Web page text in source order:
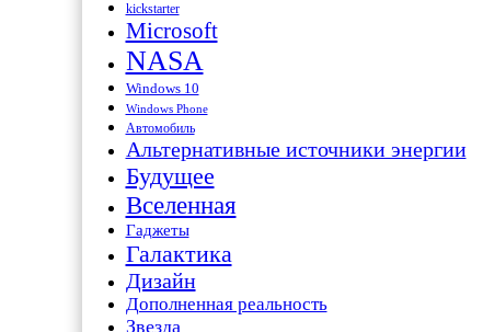
kickstarter
Microsoft
NASA
Windows 10
Windows Phone
Автомобиль
Альтернативные источники энергии
Будущее
Вселенная
Гаджеты
Галактика
Дизайн
Дополненная реальность
Звезда